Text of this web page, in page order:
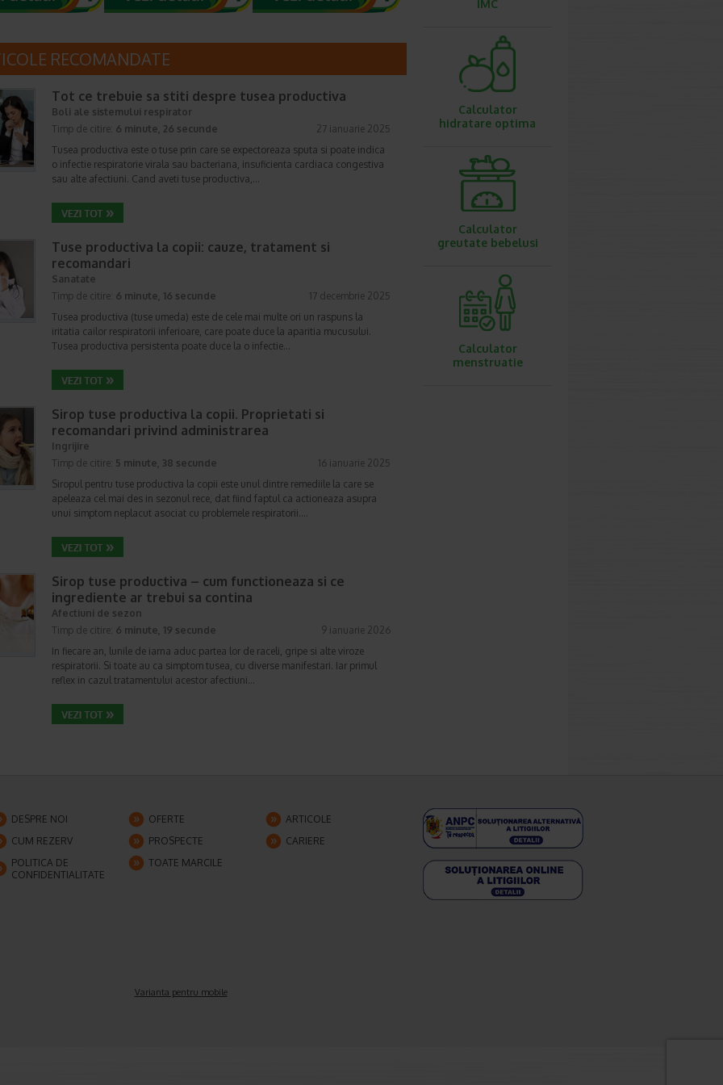
RECOMANDATE
Tot ce trebuie sa stiti despre tusea productiva
Boli ale sistemului respirator
Timp de citire: 6 minute, 26 secunde
27 ianuarie 2025
Tusea productiva este o tuse prin care se expectoreaza sputa si poate indica
o infectie respiratorie virala sau bacteriana, insuficienta cardiaca congestiva
sau alte afectiuni. Cand aveti tuse productiva,…
Tuse productiva la copii: cauze, tratament si
recomandari
Sanatate
Timp de citire: 6 minute, 16 secunde
17 decembrie 2025
Tusea productiva (tuse umeda) este de cele mai multe ori un raspuns la
iritatia cailor respiratorii inferioare, care poate duce la aparitia mucusului.
Tusea productiva persistenta poate duce la o infectie…
Sirop tuse productiva la copii. Proprietati si
recomandari privind administrarea
Ingrijire
Timp de citire: 5 minute, 38 secunde
16 ianuarie 2025
Siropul pentru tuse productiva la copii este unul dintre remediile la care se
apeleaza cel mai des in sezonul rece, dat fiind faptul ca actioneaza asupra
unui simptom neplacut asociat cu problemele respiratorii.…
Sirop tuse productiva – cum functioneaza si ce
ingrediente ar trebui sa contina
Afectiuni de sezon
Timp de citire: 6 minute, 19 secunde
9 ianuarie 2026
In fiecare an, lunile de iarna aduc partea lor de raceli, gripe si alte viroze
respiratorii. Si toate au ca simptom tusea, cu diverse manifestari. Iar primul
reflex in cazul tratamentului acestor afectiuni…
IMC
Calculator
hidratare optima
Calculator
greutate bebelusi
Calculator
menstruatie
DESPRE NOI OFERTE
ARTICOLE
CUM REZERV
PROSPECTE
CARIERE
POLITICA DE
CONFIDENTIALITATE
TOATE MARCILE
Varianta pentru mobile